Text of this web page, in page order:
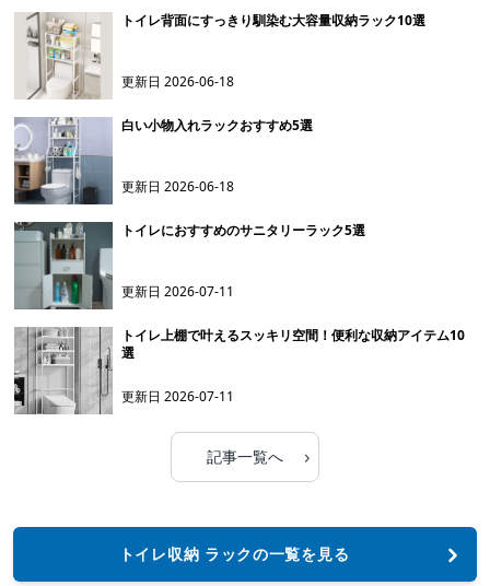
トイレ背面にすっきり馴染む大容量収納ラック10選
更新日2026-06-18
白い小物入れラックおすすめ5選
更新日2026-06-18
トイレにおすすめのサニタリーラック5選
更新日2026-07-11
トイレ上棚で叶えるスッキリ空間！便利な収納アイテム10
選
更新日2026-07-11
記事一覧へ ›
トイレ収納 ラックの一覧を見る